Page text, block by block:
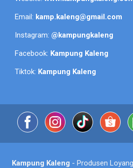
Email: kamp.kaleng@gmail.com
Instagram: @kampungkaleng
Facebook: Kampung Kaleng
Tiktok: Kampung Kaleng
Kampung Kaleng - Produsen